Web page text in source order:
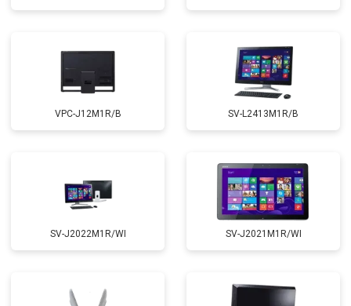
VPC-J12M1R/B SV-L2413M1R/B
SV-J2022M1R/WI SV-J2021M1R/WI